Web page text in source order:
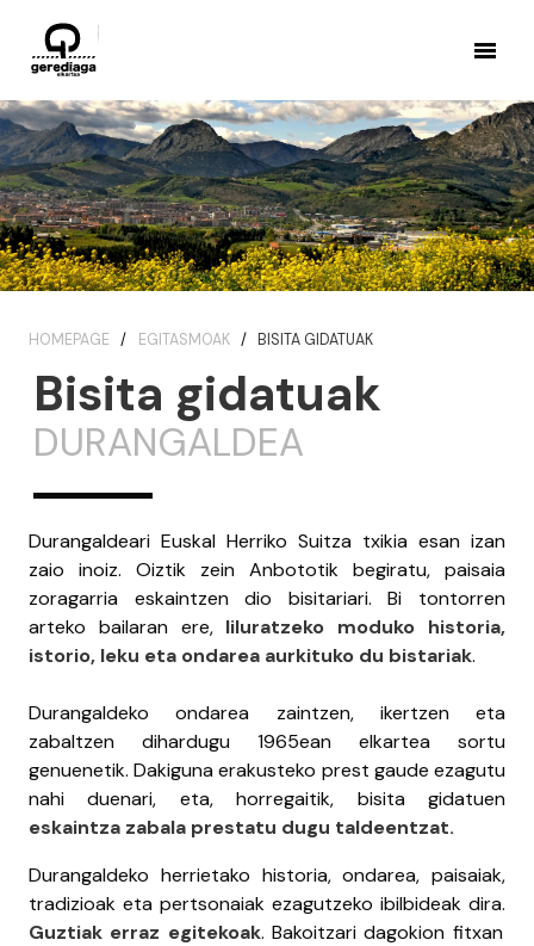
HOMEPAGE EGITASMOAK BISITA GIDATUAK
Bisita gidatuak
DURANGALDEA
Durangaldeari Euskal Herriko Suitza txikia esan izan
zaio inoiz. Oiztik zein Anbototik begiratu, paisaia
zoragarria eskaintzen dio bisitariari. Bi tontorren
arteko bailaran ere, liluratzeko moduko historia,
istorio, leku eta ondarea aurkituko du bistariak.
Durangaldeko ondarea zaintzen, ikertzen eta
zabaltzen dihardugu 1965ean elkartea sortu
genuenetik. Dakiguna erakusteko prest gaude ezagutu
nahi duenari, eta, horregaitik, bisita gidatuen
eskaintza zabala prestatu dugu taldeentzat.
Durangaldeko herrietako historia, ondarea, paisaiak,
tradizioak eta pertsonaiak ezagutzeko ibilbideak dira.
Guztiak erraz egitekoak. Bakoitzari dagokion fitxan